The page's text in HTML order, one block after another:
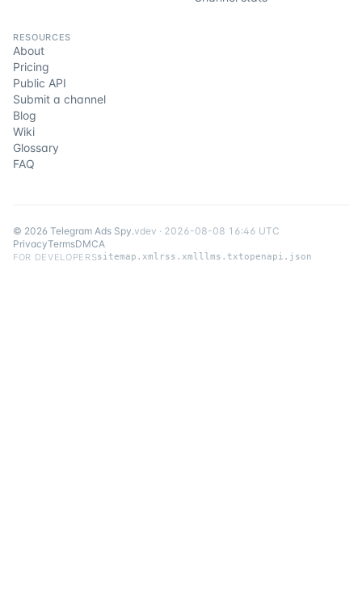
RESOURCES
About
Pricing
Public API
Submit a channel
Blog
Wiki
Glossary
FAQ
© 2026 Telegram Ads Spy.vdev · 2026-08-08 16:46 UTC
PrivacyTermsDMCA
FOR DEVELOPERSsitemap.xml rss.xmlllms.txtopenapi.json